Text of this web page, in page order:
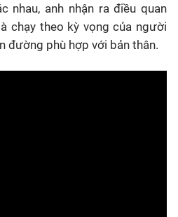
nhau, anh nhận ra điều quan
chạy theo kỳ vọng của người
đường phù hợp với bản thân.